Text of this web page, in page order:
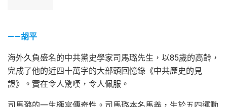
——胡平
海外久負盛名的中共黨史學家司馬璐先生，以85歲的高齡，
完成了他的近四十萬字的大部頭回憶錄《中共歷史的見
證》。實在令人驚嘆，令人佩服。
司馬璐的一生極富傳奇性。司馬璐本名馬義，生於五四運動